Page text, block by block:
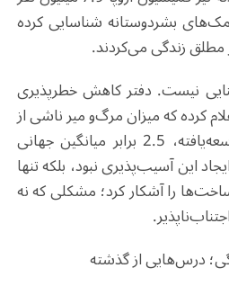
کمک‌های بشردوستانه شناسایی کرده
نیست. دفتر کاهش خطرپذیری
کرده که میزان مرگ‌و میر ناشی از
بلایا در کشورهای کمتر توسعه‌یافته، 2.5 برابر میانگین جهانی
این آسیب‌پذیری نبود، بلکه تنها
را آشکار کرد؛ مشکلی که نه
درس‌هایی از گذشته